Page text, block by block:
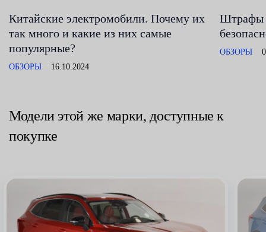
Китайские электромобили. Почему их
так много и какие из них самые
популярные?
ОБЗОРЫ 16.10.2024
Штрафы
ОБЗОРЫ
Модели этой же марки, доступные к
покупке